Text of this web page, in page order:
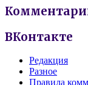
ВКонтакте
Редакция
Разное
Правила